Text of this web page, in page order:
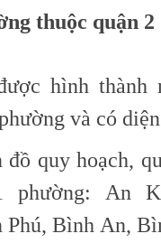
thuộc quận 2
hình thành
và có
đồ quy hoạch,
phường: An
Phú, Bình An,